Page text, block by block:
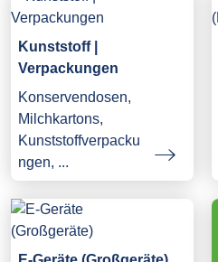
Kunststoff |
Verpackungen
Konservendosen,
Milchkartons,
Kunststoffverpacku
ngen, ...